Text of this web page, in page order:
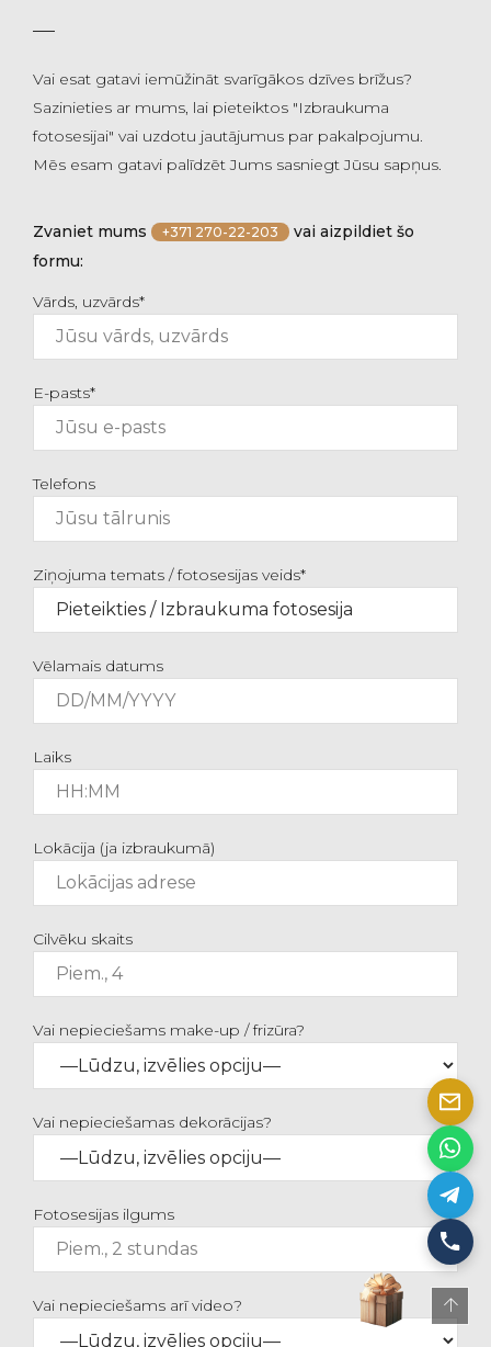
Vai esat gatavi iemūžināt svarīgākos dzīves brīžus?
Sazinieties ar mums, lai pieteiktos "Izbraukuma
fotosesijai" vai uzdotu jautājumus par pakalpojumu.
Mēs esam gatavi palīdzēt Jums sasniegt Jūsu sapņus.
Zvaniet mums +371 270-22-203
vai aizpildiet šo
formu:
Vārds, uzvārds*
E-pasts*
Telefons
Ziņojuma temats / fotosesijas veids*
Vēlamais datums
Laiks
Lokācija (ja izbraukumā)
Cilvēku skaits
Vai nepieciešams make-up / frizūra?
Vai nepieciešamas dekorācijas?
Fotosesijas ilgums
Vai nepieciešams arī video?